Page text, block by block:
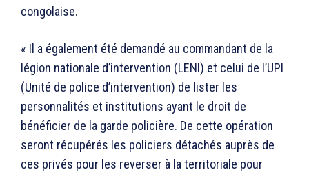
congolaise.
« Il a également été demandé au commandant de la
légion nationale d’intervention (LENI) et celui de l’UPI
(Unité de police d’intervention) de lister les
personnalités et institutions ayant le droit de
bénéficier de la garde policière. De cette opération
seront récupérés les policiers détachés auprès de
ces privés pour les reverser à la territoriale pour